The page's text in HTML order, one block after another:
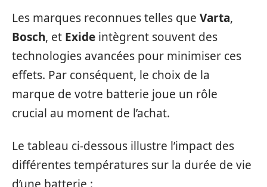
Les marques reconnues telles que Varta,
Bosch, et Exide intègrent souvent des
technologies avancées pour minimiser ces
effets. Par conséquent, le choix de la
marque de votre batterie joue un rôle
crucial au moment de l’achat.
Le tableau ci-dessous illustre l’impact des
différentes températures sur la durée de vie
d’une batterie :